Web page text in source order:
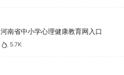
河南省中小学心理健康教育网入口
5.7K